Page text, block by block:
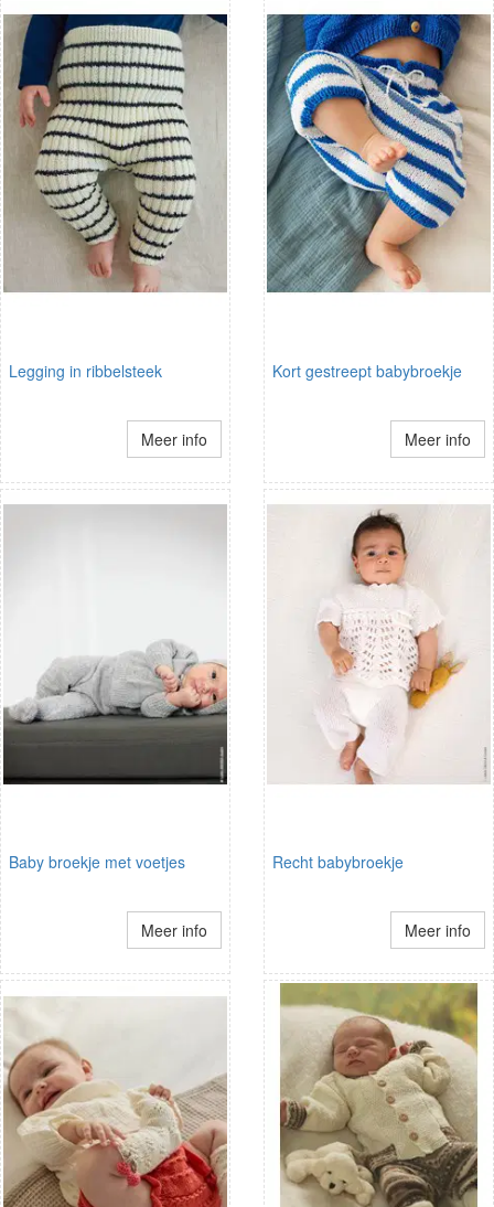
Legging in ribbelsteek
Meer info
Kort gestreept babybroekje
Meer info
Baby broekje met voetjes
Meer info
Recht babybroekje
Meer info